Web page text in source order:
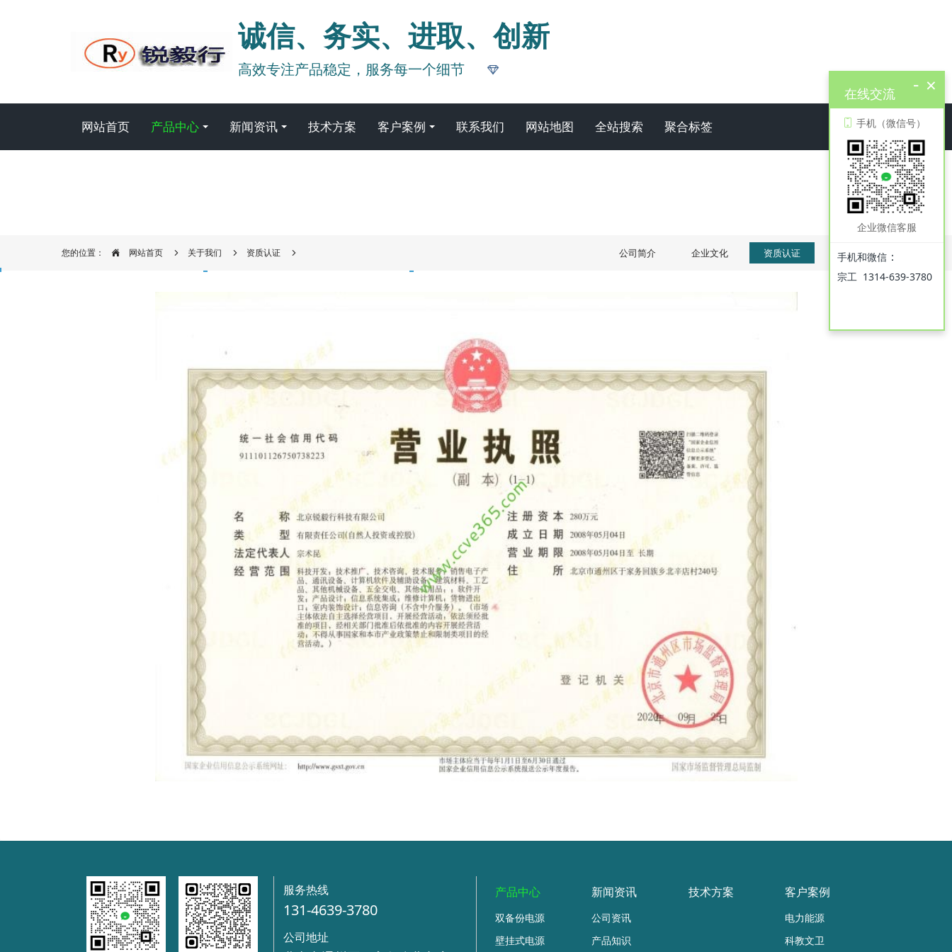
诚信、务实、进取、创新
高效专注产品稳定，服务每一个细节
网站首页 产品中心 新闻资讯 技术方案 客户案例 联系我们 网站地图 全站搜索 聚合标签
您的位置： 网站首页 关于我们 资质认证 公司简介 企业文化 资质认证 联系我们
服务热线
131-4639-3780
公司地址
产品中心
双备份电源
壁挂式电源
新闻资讯
公司资讯
产品知识
技术方案 客户案例
电力能源
科教文卫
×
-
在线交流
手机（微信号）
企业微信客服
手机和微信 ：
宗工 1314-639-3780